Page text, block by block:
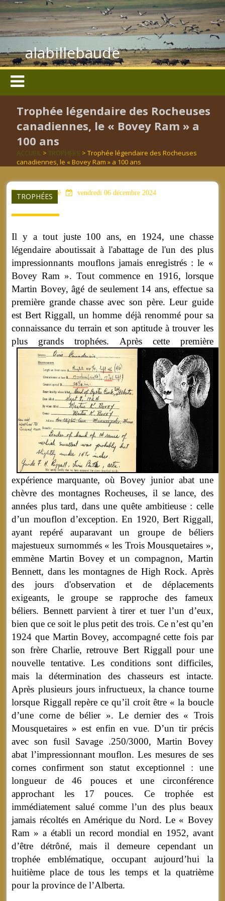
alabillebaude
Trophée légendaire des Rocheuses
canadiennes, le « Bovey Ram » a
100 ans
ACCUEIL >TROPHÉES > Trophée légendaire des Rocheuses
canadiennes, le « Bovey Ram » a 100 ans
TROPHÉES
aucun mot clé vendredi 06 décembre 2024
Il y a tout juste 100 ans, en 1924, une chasse
légendaire aboutissait à l'abattage de l'un des plus
impressionnants mouflons jamais enregistrés : le «
Bovey Ram ». Tout commence en 1916, lorsque
Martin Bovey, âgé de seulement 14 ans, effectue sa
première grande chasse avec son père. Leur guide
est Bert Riggall, un homme déjà renommé pour sa
connaissance du terrain et son aptitude à trouver les
plus grands trophées. Après cette première
expérience marquante, où Bovey junior abat une
chèvre des montagnes Rocheuses, il se lance, des
années plus tard, dans une quête ambitieuse : celle
d’un mouflon d’exception. En 1920, Bert Riggall,
ayant repéré auparavant un groupe de béliers
majestueux surnommés « les Trois Mousquetaires »,
emmène Martin Bovey et un compagnon, Martin
Bennett, dans les montagnes de High Rock. Après
des jours d'observation et de déplacements
exigeants, le groupe se rapproche des fameux
béliers. Bennett parvient à tirer et tuer l’un d’eux,
bien que ce soit le plus petit des trois. Ce n’est qu’en
1924 que Martin Bovey, accompagné cette fois par
son frère Charlie, retrouve Bert Riggall pour une
nouvelle tentative. Les conditions sont difficiles,
mais la détermination des chasseurs est intacte.
Après plusieurs jours infructueux, la chance tourne
lorsque Riggall repère ce qu’il croit être « la boucle
d’une corne de bélier ». Le dernier des « Trois
Mousquetaires » est enfin en vue. D’un tir précis
avec son fusil Savage .250/3000, Martin Bovey
abat l’impressionnant mouflon. Les mesures de ses
cornes confirment son statut exceptionnel : une
longueur de 46 pouces et une circonférence
approchant les 17 pouces. Ce trophée est
immédiatement salué comme l’un des plus beaux
jamais récoltés en Amérique du Nord. Le « Bovey
Ram » a établi un record mondial en 1952, avant
d’être détrôné, mais il demeure cependant un
trophée emblématique, occupant aujourd’hui la
huitième place de tous les temps et la quatrième
pour la province de l’Alberta.